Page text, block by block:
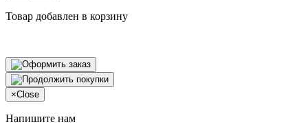
Товар добавлен в корзину
×Close
Напишите нам